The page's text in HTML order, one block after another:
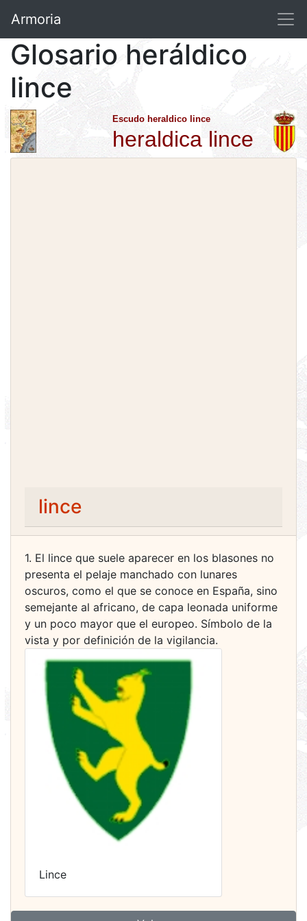
Armoria
Glosario heráldico
lince
Escudo heraldico lince
heraldica lince
lince
1. El lince que suele aparecer en los blasones no
presenta el pelaje manchado con lunares
oscuros, como el que se conoce en España, sino
semejante al africano, de capa leonada uniforme
y un poco mayor que el europeo. Símbolo de la
vista y por definición de la vigilancia.
Lince